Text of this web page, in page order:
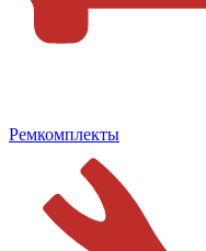
Ремкомплекты